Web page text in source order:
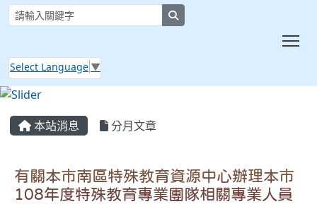
Select Language ▼
本站消息 分月文章
有關本市南區特殊教育資源中心辦理本市
108年度特殊教育專業團隊相關專業人員